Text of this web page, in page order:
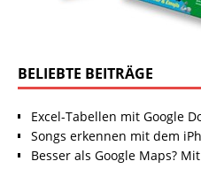
BELIEBTE BEITRÄGE
Excel-Tabellen mit Google
Songs erkennen mit dem
Besser als Google Maps?